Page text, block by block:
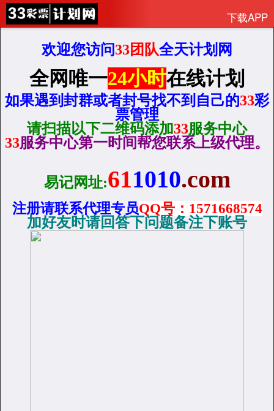
下载APP
欢迎您访问33团队全天计划网
全网唯一24小时在线计划
如果遇到封群或者封号找不到自己的33彩
票管理
请扫描以下二维码添加33服务中心
33服务中心第一时间帮您联系上级代理。
易记网址:611010.com
注册请联系代理专员QQ号：1571668574
加好友时请回答下问题备注下账号